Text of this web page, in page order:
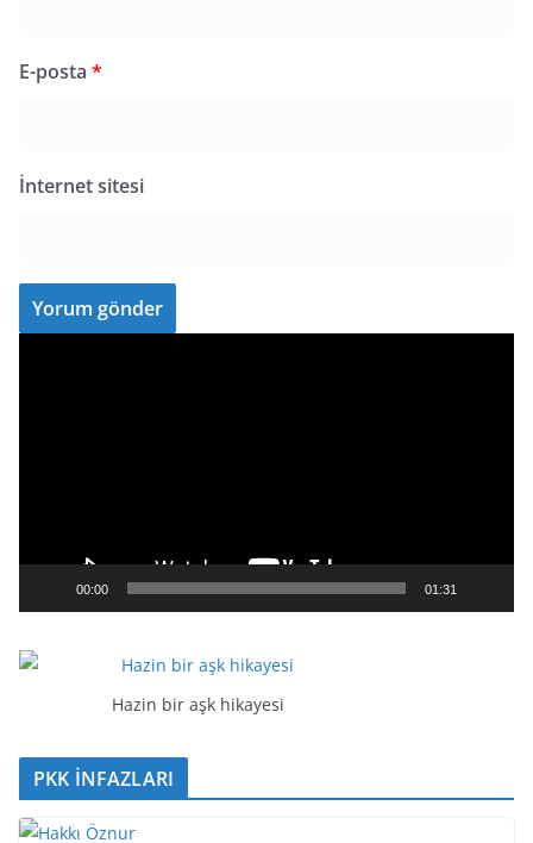
E-posta *
İnternet sitesi
t
ı
c
00:00 01:31
Hazin bir aşk hikayesi
PKK İNFAZLARI